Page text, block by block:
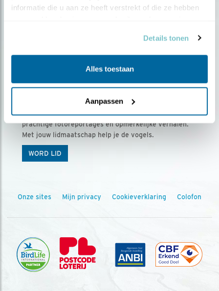
informatie die u aan ze heeft verstrekt of die ze hebben
Details tonen
Alles toestaan
Aanpassen
Ontvang 5 x Vogels voor € 36,00 per jaar
Vogels is het tijdschrift voor onze leden, met
prachtige fotoreportages en opmerkelijke verhalen.
Met jouw lidmaatschap help je de vogels.
WORD LID
Onze sites Mijn privacy Cookieverklaring Colofon